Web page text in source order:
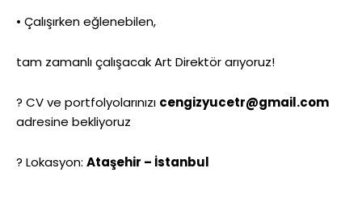
• Çalışırken eğlenebilen,
tam zamanlı çalışacak Art Direktör arıyoruz!
? CV ve portfolyolarınızı cengizyucetr@gmail.com
adresine bekliyoruz
? Lokasyon: Ataşehir – İstanbul